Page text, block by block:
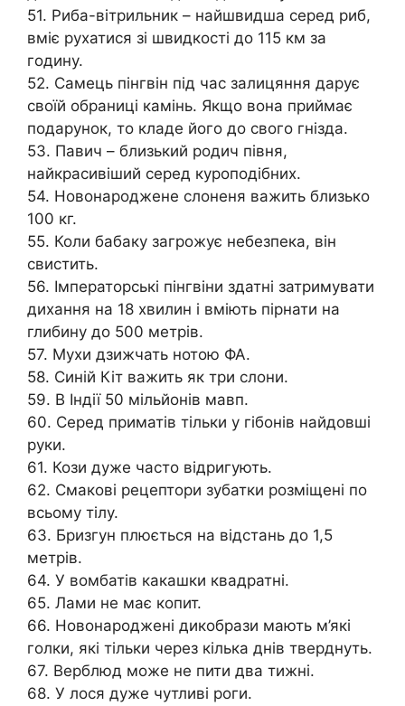
51. Риба-вітрильник – найшвидша серед риб,
вміє рухатися зі швидкості до 115 км за
годину.
52. Самець пінгвін під час залицяння дарує
своїй обраниці камінь. Якщо вона приймає
подарунок, то кладе його до свого гнізда.
53. Павич – близький родич півня,
найкрасивіший серед куроподібних.
54. Новонароджене слоненя важить близько
100 кг.
55. Коли бабаку загрожує небезпека, він
свистить.
56. Імператорські пінгвіни здатні затримувати
дихання на 18 хвилин і вміють пірнати на
глибину до 500 метрів.
57. Мухи дзижчать нотою ФА.
58. Синій Кіт важить як три слони.
59. В Індії 50 мільйонів мавп.
60. Серед приматів тільки у гібонів найдовші
руки.
61. Кози дуже часто відригують.
62. Смакові рецептори зубатки розміщені по
всьому тілу.
63. Бризгун плюється на відстань до 1,5
метрів.
64. У вомбатів какашки квадратні.
65. Лами не має копит.
66. Новонароджені дикобрази мають м’які
голки, які тільки через кілька днів тверднуть.
67. Верблюд може не пити два тижні.
68. У лося дуже чутливі роги.